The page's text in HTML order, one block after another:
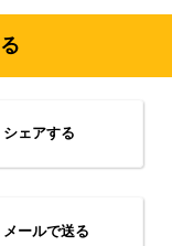
シェアする
メールで送る